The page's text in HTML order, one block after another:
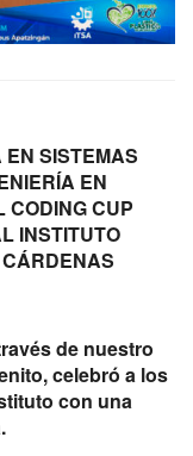
SISTEMAS
EN
CODING CUP
INSTITUTO
de nuestro
celebró a los
con una